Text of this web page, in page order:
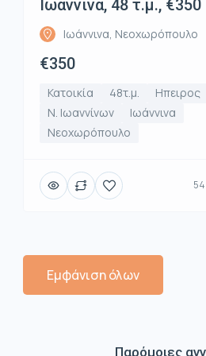
Ιωάννινα, 48 τ.μ., €350
Ιωάννινα, Νεοχωρόπουλο
€350
Κατοικία 48τ.μ.
Ηπειρος
Ν. Ιωαννίνων
Ιωάννινα
Νεοχωρόπουλο
Εμφάνιση όλων
Παρόμοιες